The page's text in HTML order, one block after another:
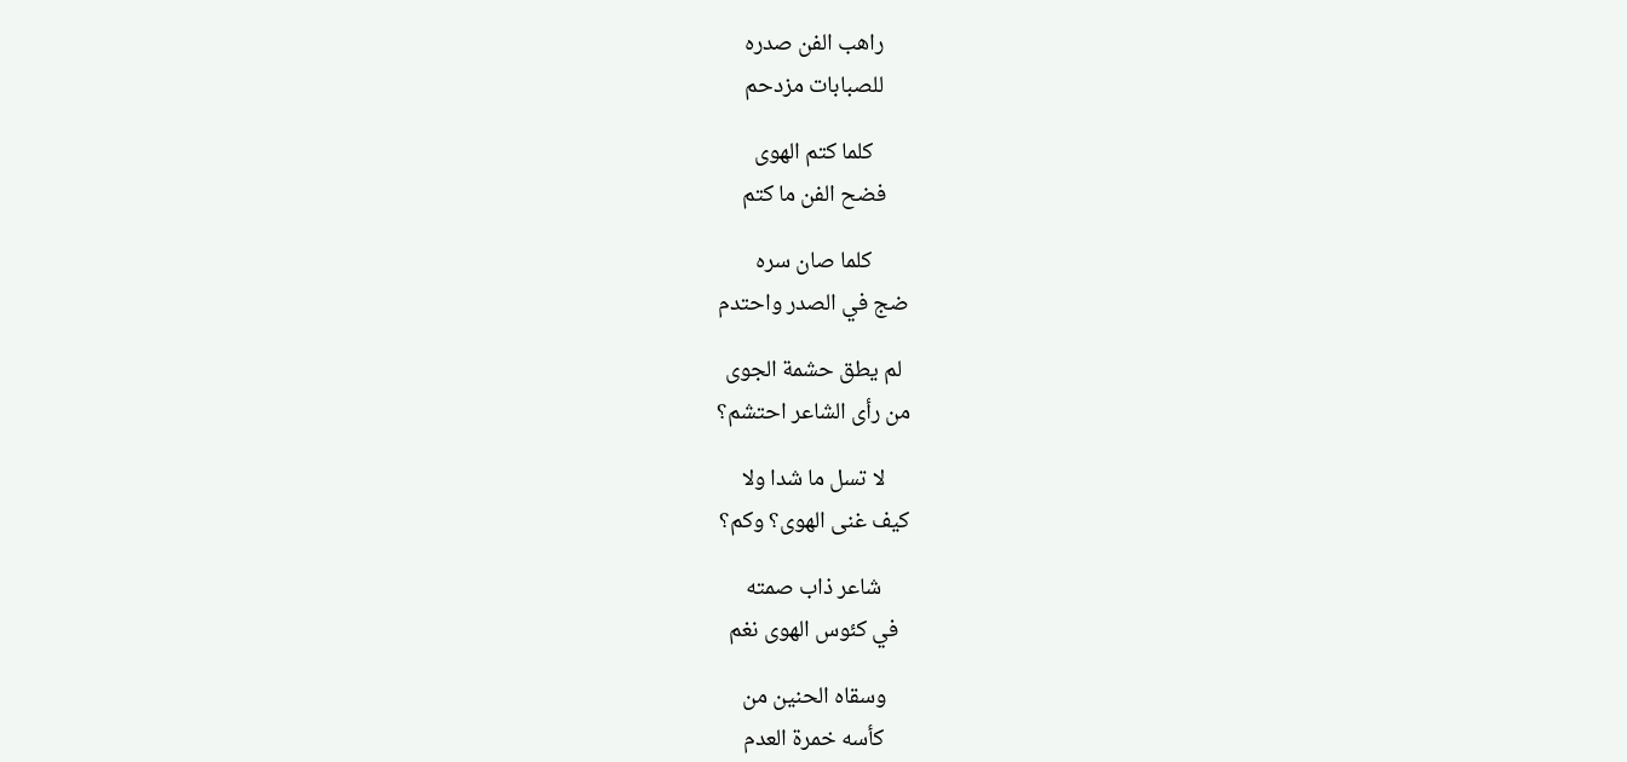
راهب الفن صدره
للصبابات مزدحم
كلما كتم الهوى
فضح الفن ما كتم
كلما صان سره
ضج في الصدر واحتدم
لم يطق حشمة الجوى
من رأى الشاعر احتشم؟
لا تسل ما شدا ولا
كيف غنى الهوى؟ وكم؟
شاعر ذاب صمته
في كئوس الهوى نغم
وسقاه الحنين من
كأسه خمرة العدم